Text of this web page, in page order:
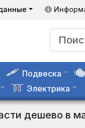
Подвеска
Электрика
дешево в